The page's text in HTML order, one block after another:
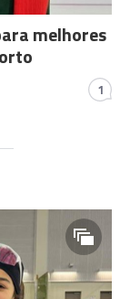
melhores
1